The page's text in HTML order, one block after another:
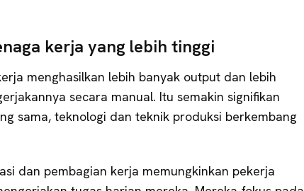
kerja yang lebih tinggi
menghasilkan lebih banyak output dan lebih
secara manual. Itu semakin signifikan
sama, teknologi dan teknik produksi berkembang
dan pembagian kerja memungkinkan pekerja